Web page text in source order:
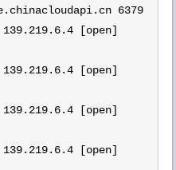
6379
[open]
[open]
[open]
[open]